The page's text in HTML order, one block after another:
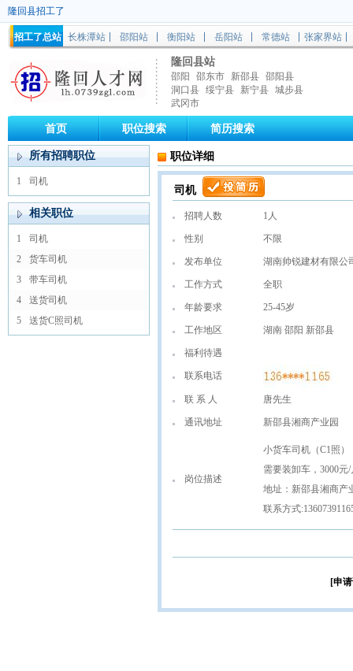
隆回县招工了
招工了总站 长株潭站 邵阳站 衡阳站 岳阳站 常德站 张家界站
隆回县站
邵阳 邵东市 新邵县 邵阳县
洞口县 绥宁县 新宁县 城步县
武冈市
首页 职位搜索 简历搜索
所有招聘职位
1 司机
相关职位
1
司机
2
货车司机
3
带车司机
4
送货司机
5
送货C照司机
职位详细
司机
招聘人数 1人
性别 不限
发布单位 湖南帅锐建材有限公
工作方式 全职
年龄要求 25-45岁
工作地区 湖南 邵阳 新邵县
福利待遇
联系电话
联 系 人 唐先生
通讯地址 新邵县湘商产业园
岗位描述
小货车司机（C1照）
需要装卸车，3000元
地址：新邵县湘商产
联系方式
[申